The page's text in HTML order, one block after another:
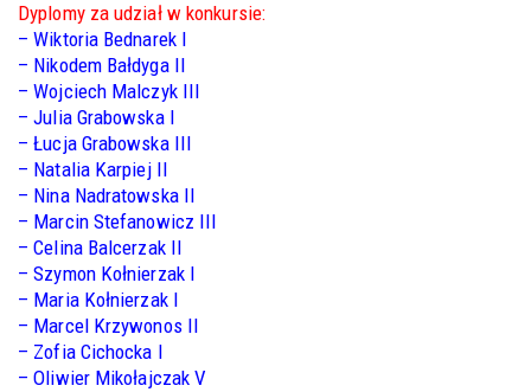
Dyplomy za udział w konkursie:
– Wiktoria Bednarek I
– Nikodem Bałdyga II
– Wojciech Malczyk III
– Julia Grabowska I
– Łucja Grabowska III
– Natalia Karpiej II
– Nina Nadratowska II
– Marcin Stefanowicz III
– Celina Balcerzak II
– Szymon Kołnierzak I
– Maria Kołnierzak I
– Marcel Krzywonos II
– Zofia Cichocka I
– Oliwier Mikołajczak V